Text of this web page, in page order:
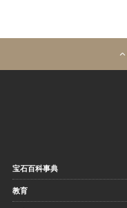
宝石百科事典
教育